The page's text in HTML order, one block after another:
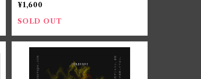
¥1,600
SOLD OUT